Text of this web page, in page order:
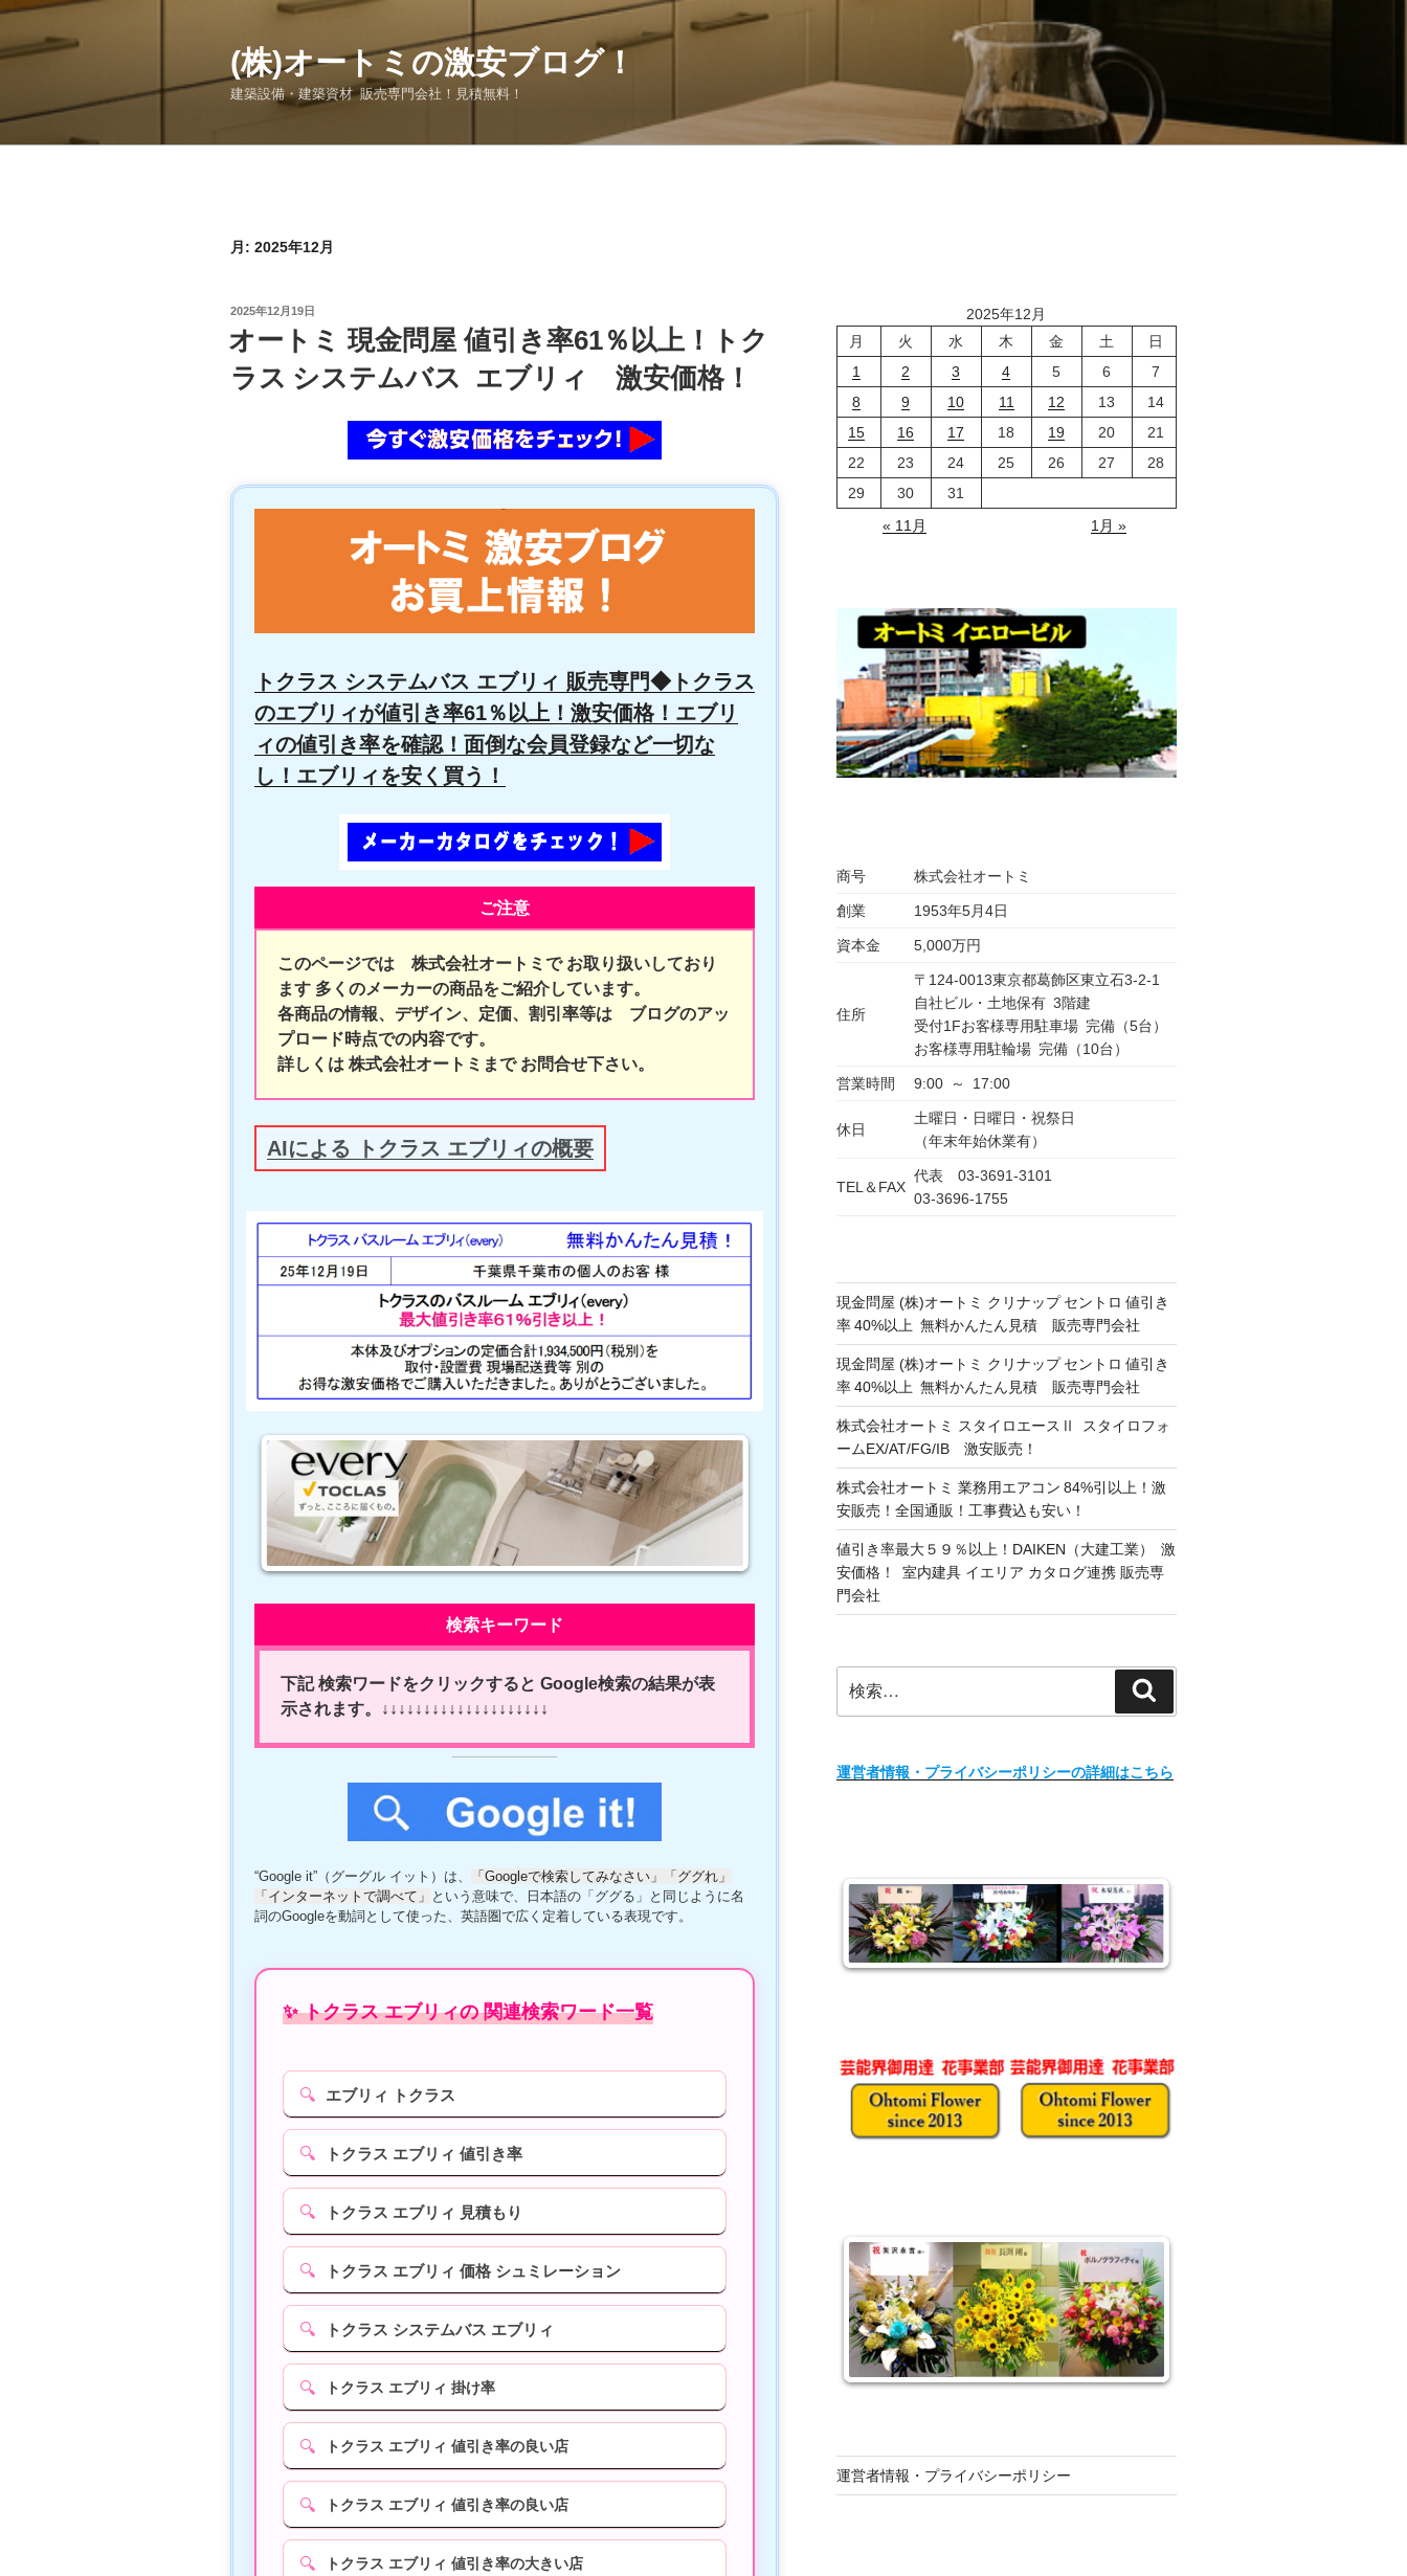
コ
テ
(株)オートミの激安ブログ！
建築設備・建築資材 販売専門会社！見積無料！
月: 2025年12月
投
日:
2025年12月19日
オートミ 現金問屋 値引き率61％以上！トク
ラス システムバス エブリィ 激安価格！
トクラス システムバス エブリィ 販売専門◆トクラス
のエブリィが値引き率61％以上！激安価格！エブリ
ィの値引き率を確認！面倒な会員登録など一切な
し！エブリィを安く買う！
ご注意
このページでは 株式会社オートミで お取り扱いしており
ます 多くのメーカーの商品をご紹介しています。
各商品の情報、デザイン、定価、割引率等は ブログのアッ
プロード時点での内容です。
詳しくは 株式会社オートミまで お問合せ下さい。
AIによる トクラス エブリィの概要
検索キーワード
下記 検索ワードをクリックすると Google検索の結果が表
示されます。↓↓↓↓↓↓↓↓↓↓↓↓↓↓↓↓↓↓↓↓
“Google it”（グーグル イット）は、
「Googleで検索してみなさい」「ググれ」
「インターネットで調べて」 という意味で、日本語の「ググる」と同じように名
詞のGoogleを動詞として使った、英語圏で広く定着している表現です。
✨ トクラス エブリィの 関連検索ワード一覧
🔍 エブリィ トクラス
🔍 トクラス エブリィ 値引き率
🔍 トクラス エブリィ 見積もり
🔍 トクラス エブリィ 価格 シュミレーション
🔍 トクラス システムバス エブリィ
🔍 トクラス エブリィ 掛け率
🔍 トクラス エブリィ 値引き率の良い店
🔍 トクラス エブリィ 値引き率の良い店
🔍 トクラス エブリィ 値引き率の大きい店
2025年12月
月
火 水 木 金 土
日
1
2 3 4 5 6
7
8
9 10 11 12 13
14
15
16 17 18 19 20
21
22
23 24 25 26 27
28
29
30
31
« 11月
1月 »
商号 株式会社オートミ
創業 1953年5月4日
資本金 5,000万円
住所
〒124-0013東京都葛飾区東立石3-2-1
自社ビル・土地保有 3階建
受付1Fお客様専用駐車場 完備（5台）
お客様専用駐輪場 完備（10台）
営業時間 9:00 ～ 17:00
休日
土曜日・日曜日・祝祭日
（年末年始休業有）
TEL＆FAX
代表 03-3691-3101
03-3696-1755
現金問屋 (株)オートミ クリナップ セントロ 値引き
率 40%以上 無料かんたん見積 販売専門会社
現金問屋 (株)オートミ クリナップ セントロ 値引き
率 40%以上 無料かんたん見積 販売専門会社
株式会社オートミ スタイロエースⅡ スタイロフォ
ームEX/AT/FG/IB 激安販売！
株式会社オートミ 業務用エアコン 84%引以上！激
安販売！全国通販！工事費込も安い！
値引き率最大５９％以上！DAIKEN（大建工業） 激
安価格！ 室内建具 イエリア カタログ連携 販売専
門会社
索:
索
運営者情報・プライバシーポリシーの詳細はこちら
運営者情報・プライバシーポリシー